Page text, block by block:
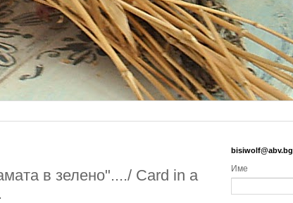
в зелено"..../ Card in a
bisiwolf@abv.bg
Име